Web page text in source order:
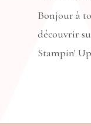
Bonjour à
découvrir
Stampin'